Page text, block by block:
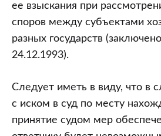
ее взыскания при
споров между субъектами
разных государств
24.12.1993).
Следует иметь в виду, что в
с иском в суд по месту
принятие судом мер